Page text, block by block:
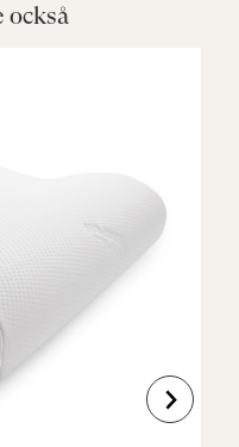
också